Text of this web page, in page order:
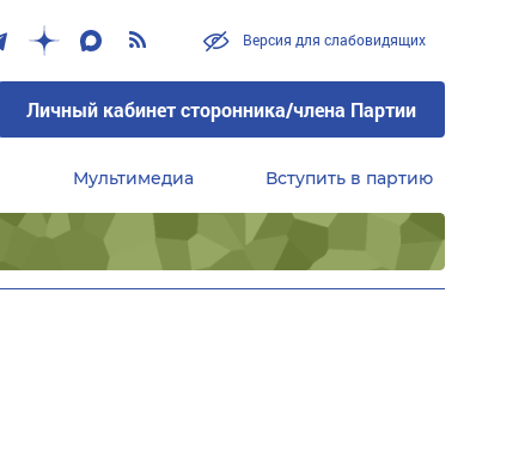
Версия для слабовидящих
Личный кабинет сторонника/члена Партии
Мультимедиа Вступить в партию